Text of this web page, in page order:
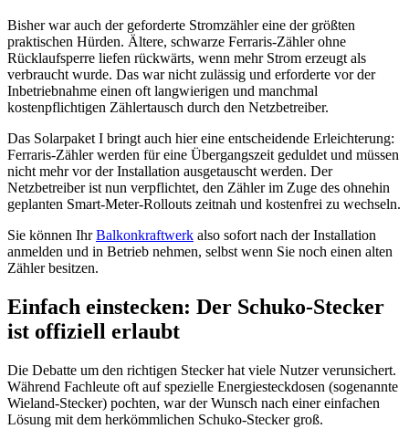
Bisher war auch der geforderte Stromzähler eine der größten
praktischen Hürden. Ältere, schwarze Ferraris-Zähler ohne
Rücklaufsperre liefen rückwärts, wenn mehr Strom erzeugt als
verbraucht wurde. Das war nicht zulässig und erforderte vor der
Inbetriebnahme einen oft langwierigen und manchmal
kostenpflichtigen Zählertausch durch den Netzbetreiber.
Das Solarpaket I bringt auch hier eine entscheidende Erleichterung:
Ferraris-Zähler werden für eine Übergangszeit geduldet und müssen
nicht mehr vor der Installation ausgetauscht werden. Der
Netzbetreiber ist nun verpflichtet, den Zähler im Zuge des ohnehin
geplanten Smart-Meter-Rollouts zeitnah und kostenfrei zu wechseln.
Sie können IhrBalkonkraftwerk also sofort nach der Installation
anmelden und in Betrieb nehmen, selbst wenn Sie noch einen alten
Zähler besitzen.
Einfach einstecken: Der Schuko-Stecker
ist offiziell erlaubt
Die Debatte um den richtigen Stecker hat viele Nutzer verunsichert.
Während Fachleute oft auf spezielle Energiesteckdosen (sogenannte
Wieland-Stecker) pochten, war der Wunsch nach einer einfachen
Lösung mit dem herkömmlichen Schuko-Stecker groß.